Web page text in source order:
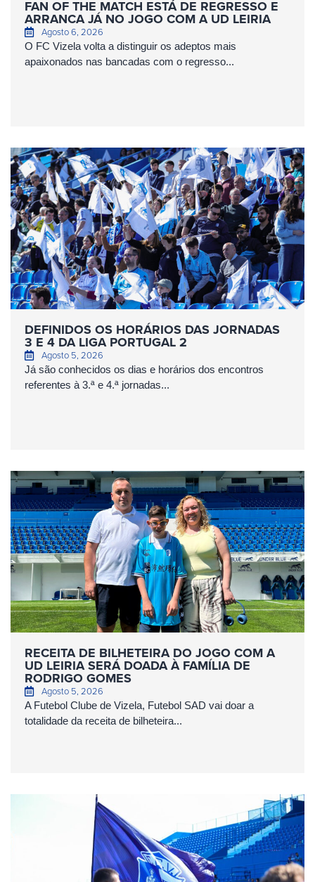
FAN OF THE MATCH ESTÁ DE REGRESSO E
ARRANCA JÁ NO JOGO COM A UD LEIRIA
Agosto 6, 2026
O FC Vizela volta a distinguir os adeptos mais
apaixonados nas bancadas com o regresso...
DEFINIDOS OS HORÁRIOS DAS JORNADAS
3 E 4 DA LIGA PORTUGAL 2
Agosto 5, 2026
Já são conhecidos os dias e horários dos encontros
referentes à 3.ª e 4.ª jornadas...
RECEITA DE BILHETEIRA DO JOGO COM A
UD LEIRIA SERÁ DOADA À FAMÍLIA DE
RODRIGO GOMES
Agosto 5, 2026
A Futebol Clube de Vizela, Futebol SAD vai doar a
totalidade da receita de bilheteira...